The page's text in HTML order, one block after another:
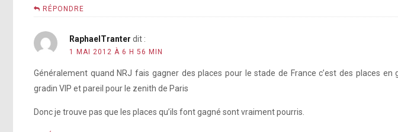
RÉPONDRE
RaphaelTranter dit :
1 MAI 2012 À 6 H 56 MIN
Généralement quand NRJ fais gagner des places pour le stade de France c’est des places en
gradin VIP et pareil pour le zenith de Paris
Donc je trouve pas que les places qu’ils font gagné sont vraiment pourris.